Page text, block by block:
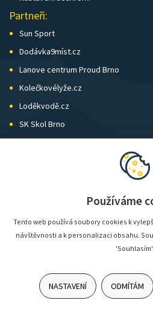
Partneři:
Sun Sport
Dodávka9míst.cz
Lanove centrum Proud Brno
Kolečkovélyže.cz
Loděkvodě.cz
SK Skol Brno
Biatlon Brno
Používáme
Tento web používá soubory cookies k
návštěvnosti a k personalizaci obsahu.
'Souhlasím'.
NASTAVENÍ ODMÍTÁM